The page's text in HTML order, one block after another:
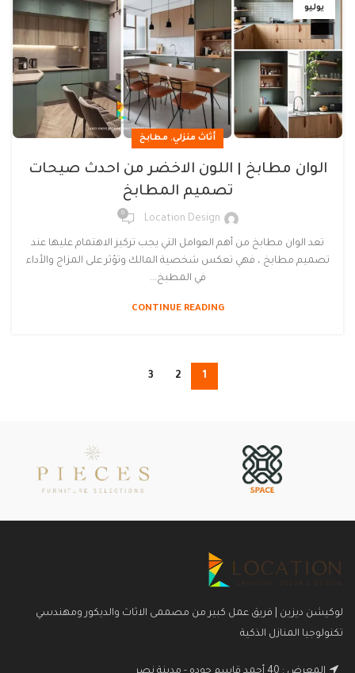
يوليو
أثاث منزلي, مطابخ
الوان مطابخ | اللون الاخضر من احدث صيحات
تصميم المطابخ
Location Design
0
تعد الوان مطابخ من أهم العوامل التي يجب تركيز الاهتمام عليها عند
تصميم مطابخ ، فهي تعكس شخصية المالك وتؤثر على المزاج والأداء
في المطبخ...
CONTINUE READING
1
2
3
لوكيشن ديزين | فريق عمل كبير من مصممى الاثاث والديكور ومهندسي
تكنولوجيا المنازل الذكية